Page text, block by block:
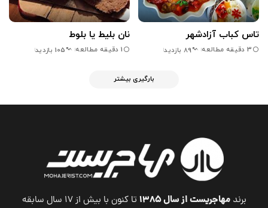
تاس کباب آزادشهر
3 دقیقه مطالعه 89 بازدید
نان بلیط یا بلوط
1 دقیقه مطالعه 105 بازدید
بارگیری بیشتر
برندمهاجریست از سال ۱۳۸۵
تا کنون با بیش از ۱۷ سال سابقه